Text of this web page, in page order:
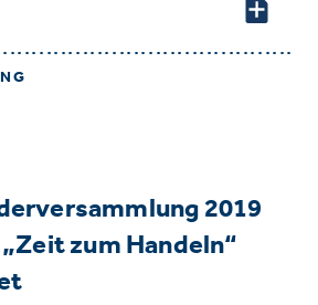
2019
zum Handeln“